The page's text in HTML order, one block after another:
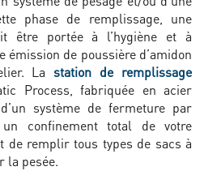
phase de remplissage, une
être portée à l’hygiène et à
émission de poussière d’amidon
Lastation de remplissage
Process, fabriquée en acier
système de fermeture par
confinement total de votre
de remplir tous types de sacs à
la pesée.